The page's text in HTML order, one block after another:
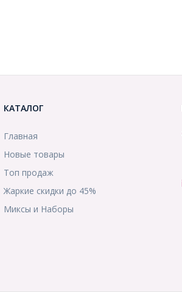
КАТАЛОГ
Главная
Новые товары
Топ продаж
Жаркие скидки до 45%
Миксы и Наборы